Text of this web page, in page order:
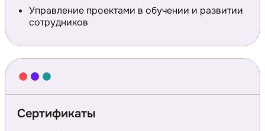
Управление проектами в обучении и развитии
сотрудников
Сертификаты